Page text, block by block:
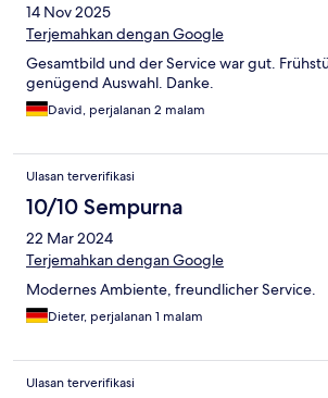
14 Nov 2025
Terjemahkan dengan Google
Gesamtbild und der Service war gut.
genügend Auswahl. Danke.
David, perjalanan 2 malam
Ulasan terverifikasi
10/10 Sempurna
22 Mar 2024
Terjemahkan dengan Google
Modernes Ambiente, freundlicher Service.
Dieter, perjalanan 1 malam
Ulasan terverifikasi